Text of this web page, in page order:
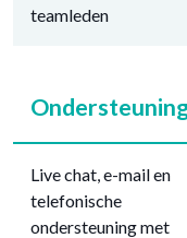
teamleden
Live chat, e-mail en
telefonische
ondersteuning met